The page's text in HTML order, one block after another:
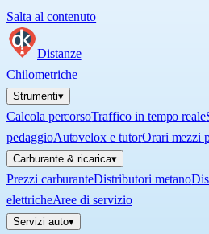
Salta al contenuto
Distanze
Chilometriche
Strumenti▾
Calcola percorsoTraffico in tempo reale
pedaggioAutovelox e tutorOrari mezzi
Carburante & ricarica▾
Prezzi carburanteDistributori metano
elettricheAree di servizio
Servizi auto▾